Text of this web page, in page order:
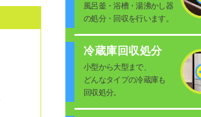
風呂釜・浴槽・湯沸かし器
の処分・回収を行います。
冷蔵庫回収処分
小型から大型まで、
どんなタイプの冷蔵庫も
回収処分。